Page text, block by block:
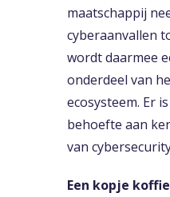
maatschappij
cyberaanvallen
wordt daarmee
onderdeel van
ecosysteem. Er
behoefte aan
van
Een kopje